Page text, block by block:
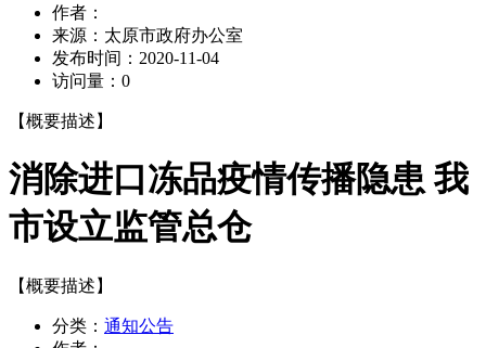
作者：
来源： 太原市政府办公室
发布时间： 2020-11-04
访问量： 0
【概要描述】
消除进口冻品疫情传播隐患 我
市设立监管总仓
【概要描述】
分类： 通知公告